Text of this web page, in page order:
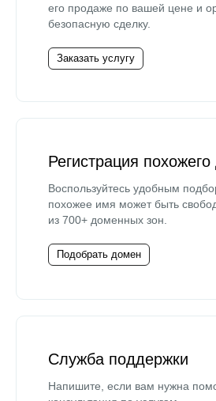
его продаже по вашей цене и
безопасную сделку.
Заказать услугу
Регистрация
Воспользуйтесь удобным
похожее имя может быть
из 700+ доменных зон.
Подобрать домен
Служба поддержки
Напишите, если вам нужна